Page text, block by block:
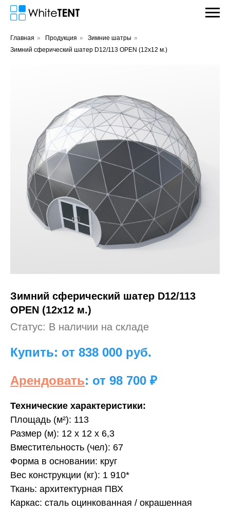
Главная » Продукция » Зимние шатры »
Зимний сферический шатер D12/113 OPEN (12х12 м.)
Зимний сферический шатер D12/113
OPEN (12х12 м.)
Статус: В наличии на складе
Купить: от 838 000 руб.
Арендовать: от 98 700 ₽
Технические характеристики:
Площадь (м²): 113
Размер (м): 12 х 12 х 6,3
Вместительность (чел): 67
Форма в основании: круг
Вес конструкции (кг): 1 910*
Ткань: архитектурная ПВХ
Каркас: сталь оцинкованная / окрашенная